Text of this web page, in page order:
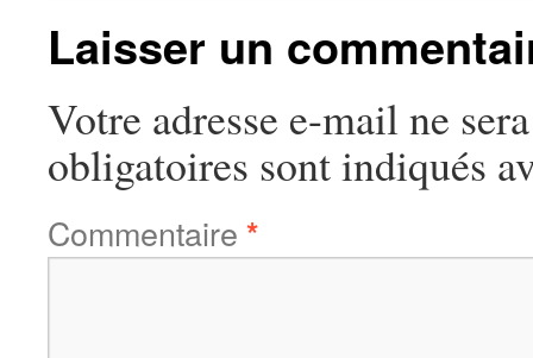
Laisser un
Votre adresse e-mail ne
obligatoires sont indiqués
Commentaire *